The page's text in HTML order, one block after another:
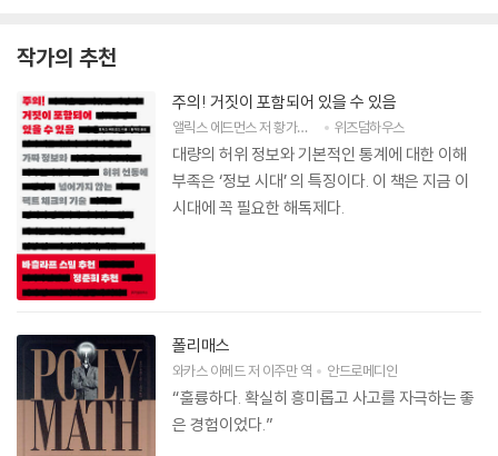
작가의 추천
주의! 거짓이 포함되어 있을 수 있음
앨릭스 에드먼스저황가한 위즈덤하우스
대량의 허위 정보와 기본적인 통계에 대한 이해
부족은 ‘정보 시대’ 의 특징이다. 이 책은 지금 이
시대에 꼭 필요한 해독제다.
폴리매스
와카스 아메드저 이주만역 안드로메디안
“훌륭하다. 확실히 흥미롭고 사고를 자극하는 좋
은 경험이었다.”